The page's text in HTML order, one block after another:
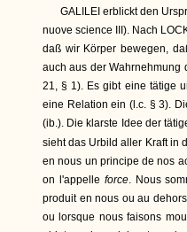
GALILEI erblickt den
nuove science III). Nach
daß wir Körper bewegen,
auch aus der Wahrnehmung
21, § 1). Es gibt eine tätige
eine Relation ein (l.c. § 3).
(ib.). Die klarste Idee der
sieht das Urbild aller Kraft in
en nous un principe de nos
on l'appelle force. Nous
produit en nous ou au
ou lorsque nous faisons